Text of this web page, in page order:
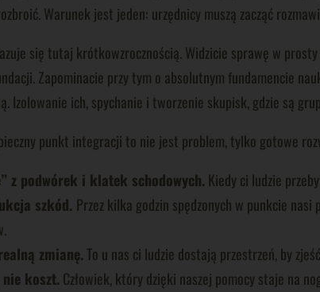
Warunek jest jeden: urzędnicy muszą zacząć
się tutaj krótkowzrocznością. Widzicie sprawę w
Zapominacie przy tym o absolutnym fundamencie
Izolowanie ich, spychanie i tworzenie skupisk, gdzie są
punkt integracji to nie jest problem, tylko gotowe
z podwórek i klatek schodowych. Kiedy ci ludzie
szkód. Przez kilka godzin spędzonych w punkcie
zmianę. To u nas ci ludzie dostają przestrzeń, by
koszt. Człowiek, który dzięki naszej pomocy staje na